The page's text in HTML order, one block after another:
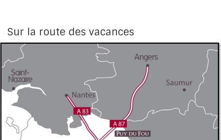
Sur la route des vacances